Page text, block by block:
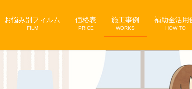
お悩み別フィルム
FILM
価格表
PRICE
施工事例
WORKS
補助金活用
HOW TO